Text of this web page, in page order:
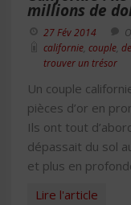
millions de
27 Fév 2014
californie couple
trouver un trésor
Un couple
pièces d’or en
Ils ont tout
dépassait du sol
et plus en
Lire l'article